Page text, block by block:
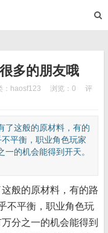
多的朋友哦
haosf123 浏览：0
评
这般的原材料，有的
平衡，职业角色玩家
的机会能得到开天。
般的原材料，有的路
不平衡，职业角色玩
分之一的机会能得到